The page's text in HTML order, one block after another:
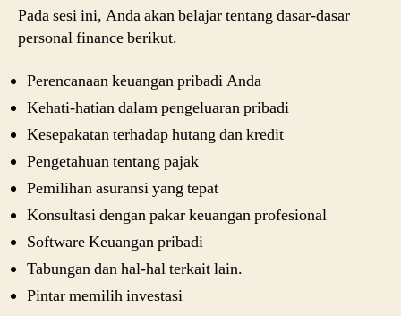
Pada sesi ini, Anda akan belajar tentang dasar-dasar
personal finance berikut.
Perencanaan keuangan pribadi Anda
Kehati-hatian dalam pengeluaran pribadi
Kesepakatan terhadap hutang dan kredit
Pengetahuan tentang pajak
Pemilihan asuransi yang tepat
Konsultasi dengan pakar keuangan profesional
Software Keuangan pribadi
Tabungan dan hal-hal terkait lain.
Pintar memilih investasi